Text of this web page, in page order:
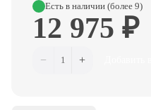
Есть в наличии (более 9)
12 975 ₽
− 1 +